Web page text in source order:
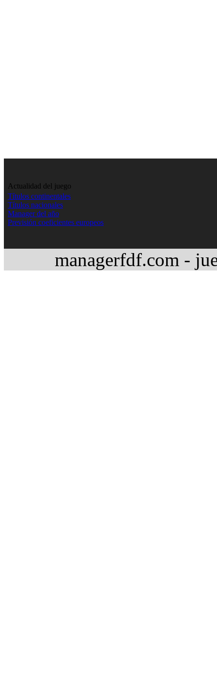
Actualidad del juego
Títulos continentales
Títulos nacionales
Manager del año
Previsión coeficientes europeos
managerfdf.com -